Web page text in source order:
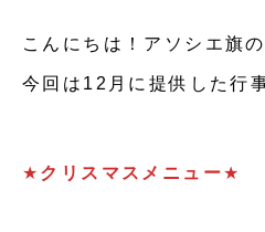
こんにちは！アソシエ旗
今回は12月に提供した行
★ クリスマスメニュー★